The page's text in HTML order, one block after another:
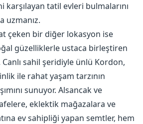
karşılayan tatil evleri bulmalarını
uzmanız.
çeken bir diğer lokasyon ise
güzelliklerle ustaca birleştiren
sahil şeridiyle ünlü Kordon,
ile rahat yaşam tarzının
sunuyor. Alsancak ve
eklektik mağazalara ve
ev sahipliği yapan semtler, hem